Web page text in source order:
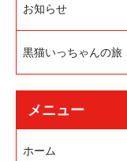
お知らせ
黒猫いっちゃんの旅
メニュー
ホーム